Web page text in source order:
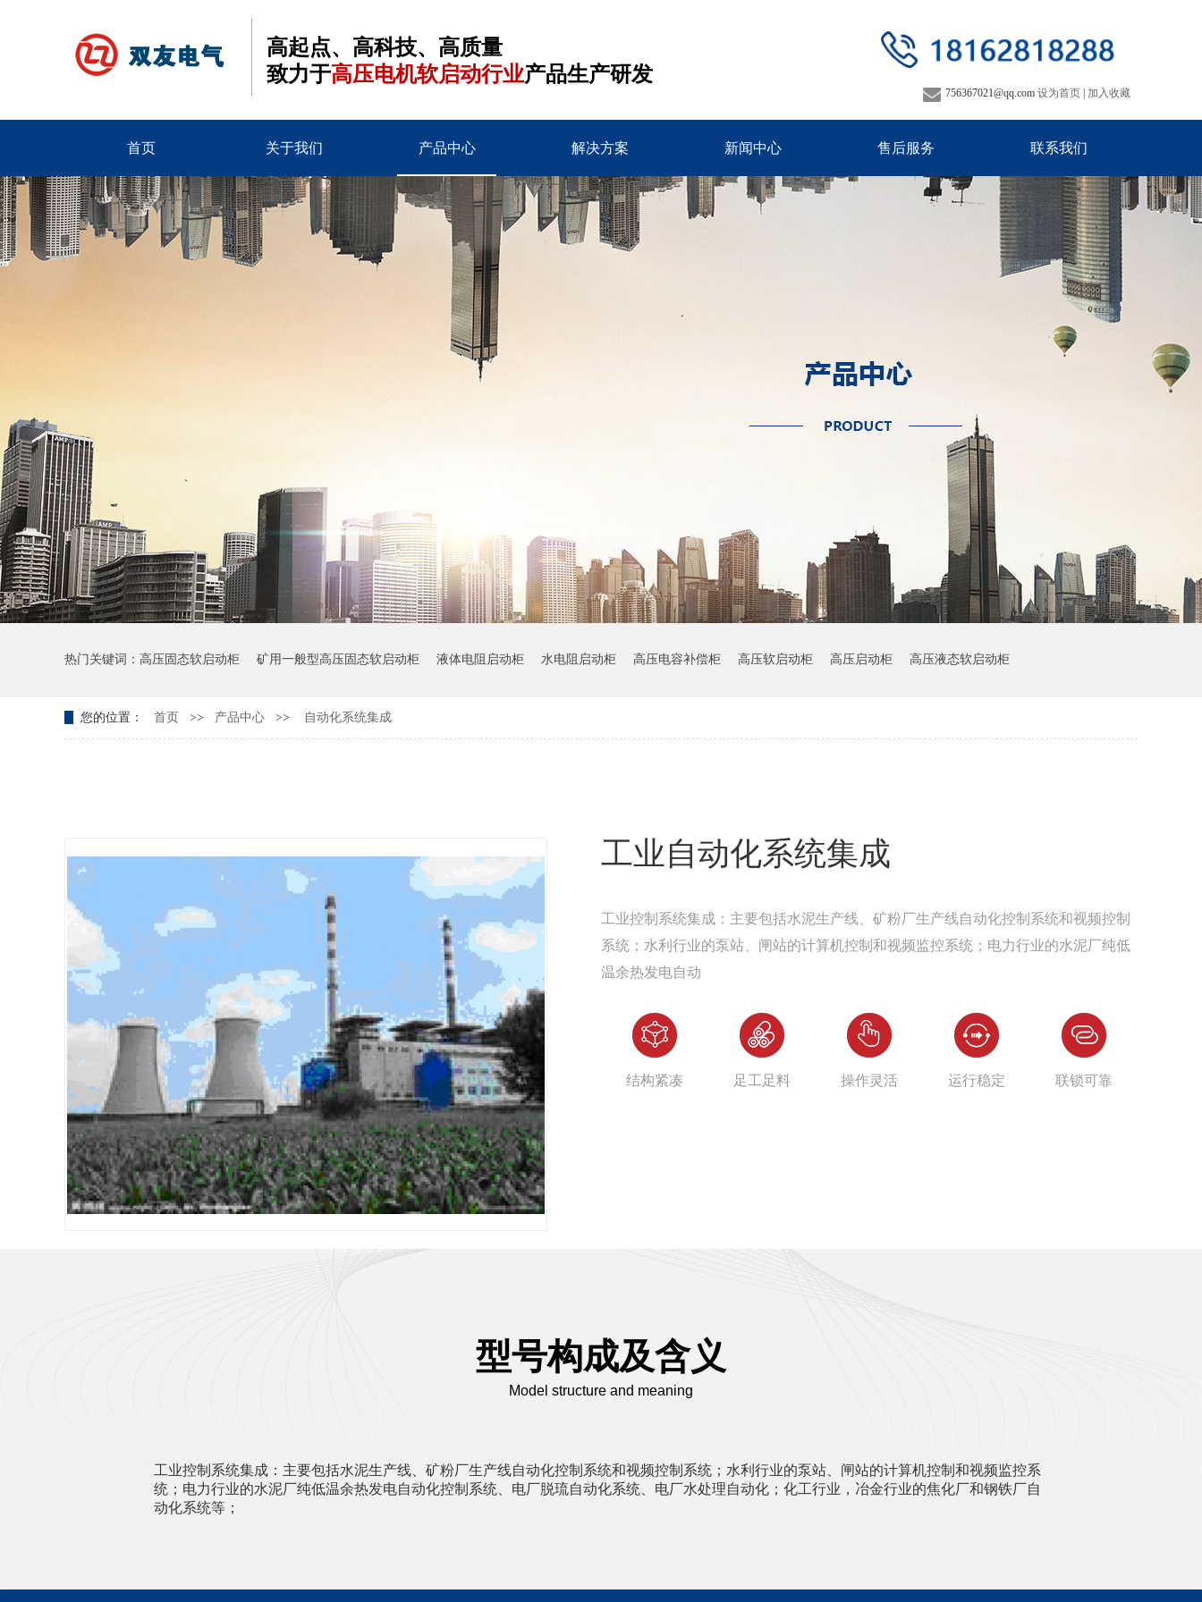
高起点、高科技、高质量
致力于高压电机软启动行业产品生产研发
756367021@qq.com 设为首页 加入收藏
首页 关于我们 产品中心 解决方案 新闻中心 售后服务 联系我们
热门关键词： 高压固态软启动柜 矿用一般型高压固态软启动柜 液体电阻启动柜 水电阻启动柜 高压电容补偿柜 高压软启动柜 高压启动柜 高压液态软启动柜
您的位置： 首页 >> 产品中心 >> 自动化系统集成
工业自动化系统集成
工业控制系统集成：主要包括水泥生产线、矿粉厂生产线自动化控制系统和视频控制
系统；水利行业的泵站、闸站的计算机控制和视频监控系统；电力行业的水泥厂纯低
温余热发电自动
结构紧凑 足工足料 操作灵活 运行稳定 联锁可靠
型号构成及含义
Model structure and meaning
工业控制系统集成：主要包括水泥生产线、矿粉厂生产线自动化控制系统和视频控制系统；水利行业的泵站、闸站的计算机控制和视频监控系
统；电力行业的水泥厂纯低温余热发电自动化控制系统、电厂脱琉自动化系统、电厂水处理自动化；化工行业，冶金行业的焦化厂和钢铁厂自
动化系统等；